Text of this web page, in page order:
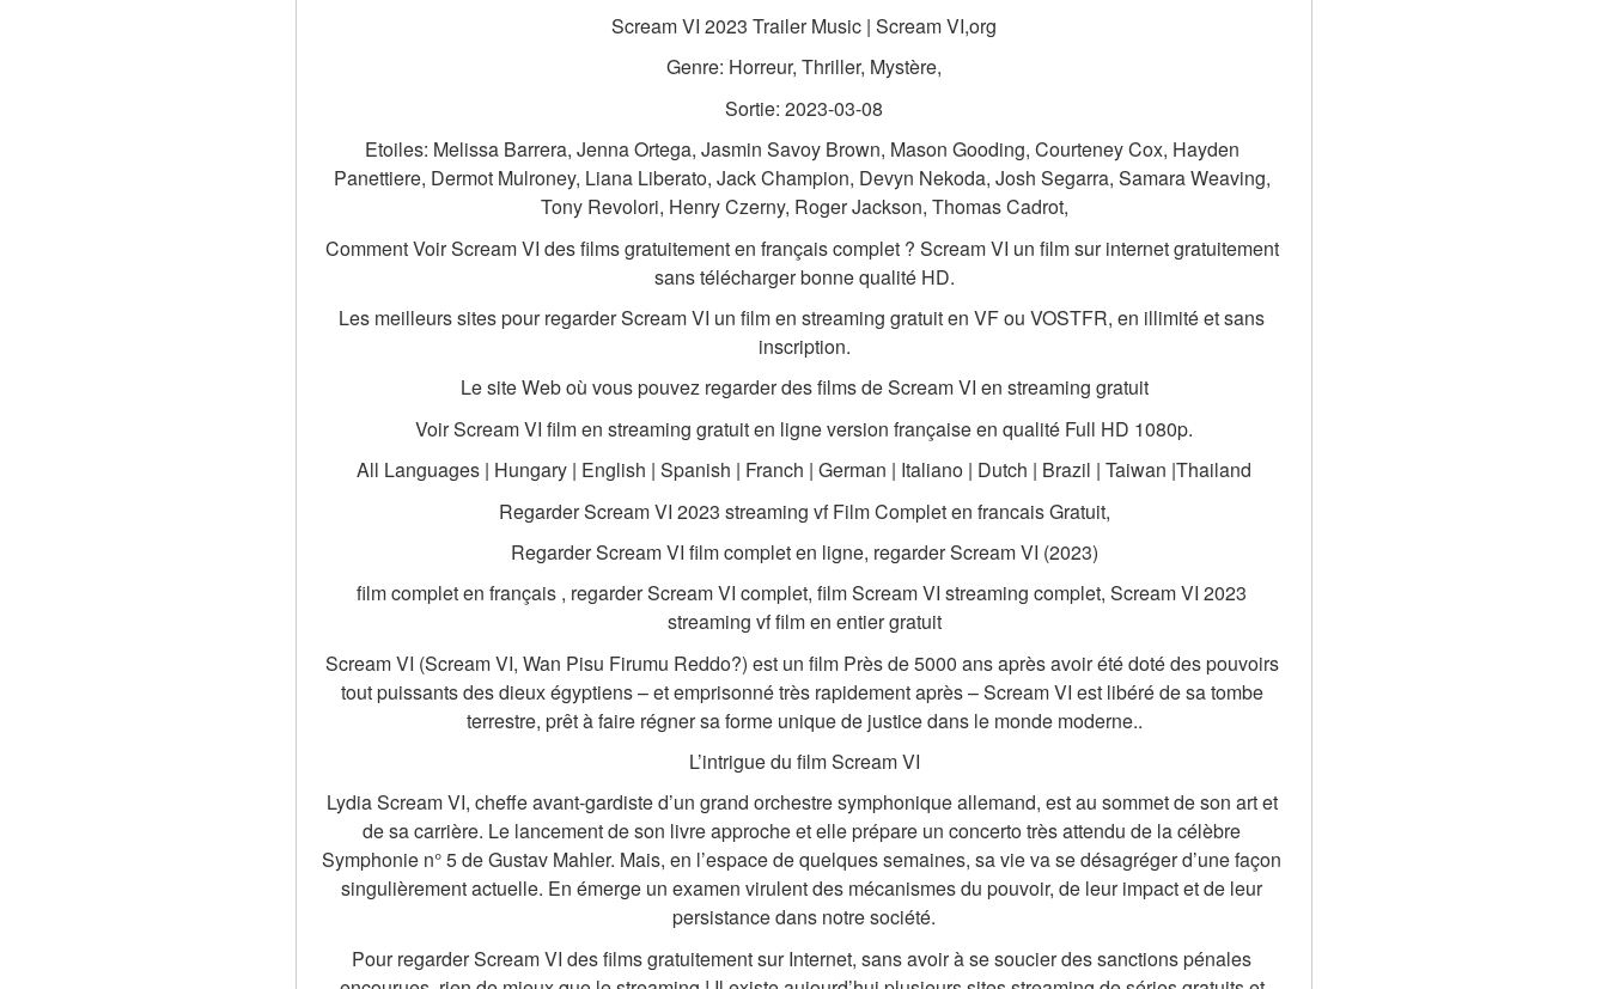
Scream VI 2023 Trailer Music | Scream VI,org
Genre: Horreur, Thriller, Mystère,
Sortie: 2023-03-08
Etoiles: Melissa Barrera, Jenna Ortega, Jasmin Savoy Brown, Mason Gooding, Courteney Cox, Hayden
Panettiere, Dermot Mulroney, Liana Liberato, Jack Champion, Devyn Nekoda, Josh Segarra, Samara Weaving,
Tony Revolori, Henry Czerny, Roger Jackson, Thomas Cadrot,
Comment Voir Scream VI des films gratuitement en français complet ? Scream VI un film sur internet gratuitement
sans télécharger bonne qualité HD.
Les meilleurs sites pour regarder Scream VI un film en streaming gratuit en VF ou VOSTFR, en illimité et sans
inscription.
Le site Web où vous pouvez regarder des films de Scream VI en streaming gratuit
Voir Scream VI film en streaming gratuit en ligne version française en qualité Full HD 1080p.
All Languages | Hungary | English | Spanish | Franch | German | Italiano | Dutch | Brazil | Taiwan |Thailand
Regarder Scream VI 2023 streaming vf Film Complet en francais Gratuit,
Regarder Scream VI film complet en ligne, regarder Scream VI (2023)
film complet en français , regarder Scream VI complet, film Scream VI streaming complet, Scream VI 2023
streaming vf film en entier gratuit
Scream VI (Scream VI, Wan Pisu Firumu Reddo?) est un film Près de 5000 ans après avoir été doté des pouvoirs
tout puissants des dieux égyptiens – et emprisonné très rapidement après – Scream VI est libéré de sa tombe
terrestre, prêt à faire régner sa forme unique de justice dans le monde moderne..
L’intrigue du film Scream VI
Lydia Scream VI, cheffe avant-gardiste d’un grand orchestre symphonique allemand, est au sommet de son art et
de sa carrière. Le lancement de son livre approche et elle prépare un concerto très attendu de la célèbre
Symphonie n° 5 de Gustav Mahler. Mais, en l’espace de quelques semaines, sa vie va se désagréger d’une façon
singulièrement actuelle. En émerge un examen virulent des mécanismes du pouvoir, de leur impact et de leur
persistance dans notre société.
Pour regarder Scream VI des films gratuitement sur Internet, sans avoir à se soucier des sanctions pénales